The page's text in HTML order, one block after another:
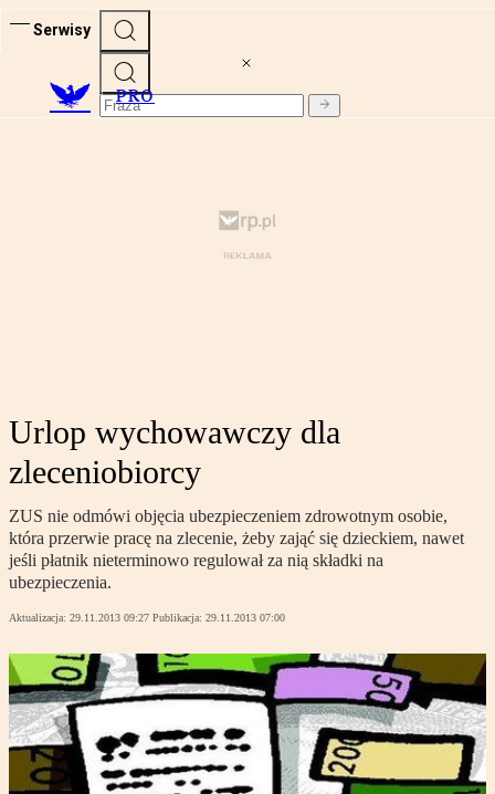
Serwisy
PRO
Urlop wychowawczy dla
zleceniobiorcy
ZUS nie odmówi objęcia ubezpieczeniem zdrowotnym osobie,
która przerwie pracę na zlecenie, żeby zająć się dzieckiem, nawet
jeśli płatnik nieterminowo regulował za nią składki na
ubezpieczenia.
Aktualizacja: 29.11.2013 09:27 Publikacja: 29.11.2013 07:00